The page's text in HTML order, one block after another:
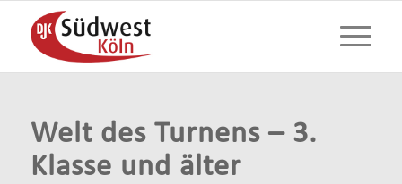
Welt des Turnens – 3.
Klasse und älter